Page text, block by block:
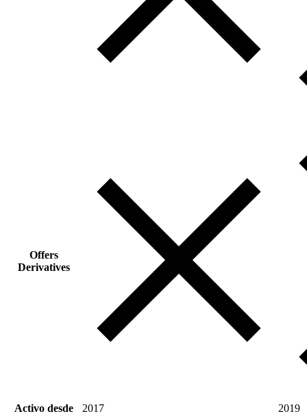
Offers
Derivatives
Activo desde 2017
2019